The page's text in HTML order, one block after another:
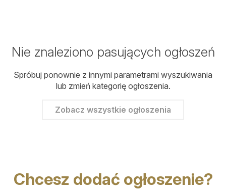
Nie znaleziono pasujących ogłoszeń
Spróbuj ponownie z innymi parametrami wyszukiwania
lub zmień kategorię ogłoszenia.
Zobacz wszystkie ogłoszenia
Chcesz dodać ogłoszenie?